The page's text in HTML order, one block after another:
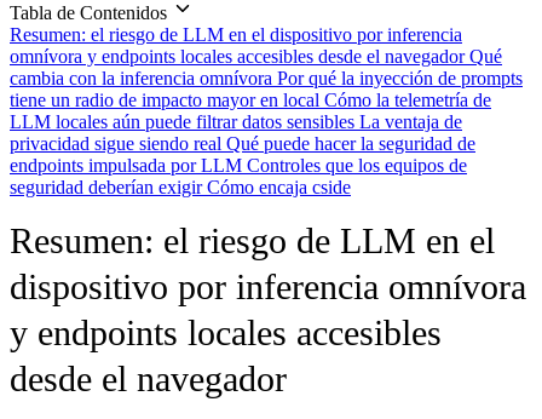
Tabla de Contenidos
Resumen: el riesgo de LLM en el dispositivo por inferencia
omnívora y endpoints locales accesibles desde el navegadorQué
cambia con la inferencia omnívora Por qué la inyección de prompts
tiene un radio de impacto mayor en local Cómo la telemetría de
LLM locales aún puede filtrar datos sensibles La ventaja de
privacidad sigue siendo real Qué puede hacer la seguridad de
endpoints impulsada por LLM Controles que los equipos de
seguridad deberían exigirCómo encaja cside
Resumen: el riesgo de LLM en el
dispositivo por inferencia omnívora
y endpoints locales accesibles
desde el navegador